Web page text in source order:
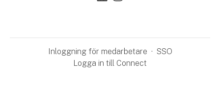
Inloggning för medarbetare · SSO
Logga in till Connect